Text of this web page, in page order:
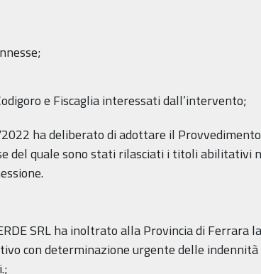
e Fiscaglia interessati dall’intervento;
ha deliberato di adottare il Provvedimento
del quale sono stati rilasciati i titoli abilitativi
SRL ha inoltrato alla Provincia di Ferrara
con determinazione urgente delle